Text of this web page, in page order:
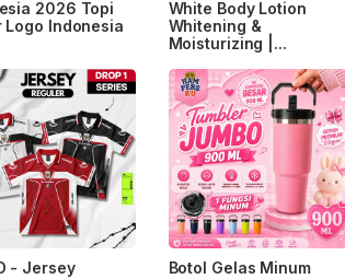
2026 Topi
Logo Indonesia
White Body Lotion
Whitening &
Moisturizing |...
- Jersey
Botol Gelas Minum